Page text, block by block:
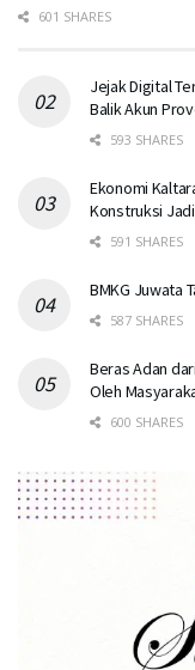
601 SHARES
Jejak Digital
Balik Akun
593 SHARES
Ekonomi
Konstruksi
591 SHARES
BMKG Juwata
587 SHARES
Beras Adan
Oleh
600 SHARES